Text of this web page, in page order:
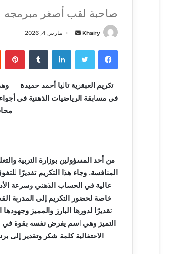
صاحبة لقب أصغر مبرمجه
Khairy
أ
ل
ر
ي
ك
ت
ر
ن
ا
مارس 4, 2026
فيسبوك تويتر لينكدإن ‏Tumblr
تكريم العبقرية تاليا أحمد حميدة
في مسابقة الرياضيات الذهنية في
من أحد المسؤولين بوزارة التربية
المنافسة. وجاء هذا التكريم تقديرًا
عالية في الحساب الذهني وسرعة
خاصة لحضور التكريم إلى المدربة
تقديرًا لدورها البارز والمميز
التميز وهي اسم يفرض نفسه بقوة في
الاحتفالية كلمة شكر وتقدير إلى